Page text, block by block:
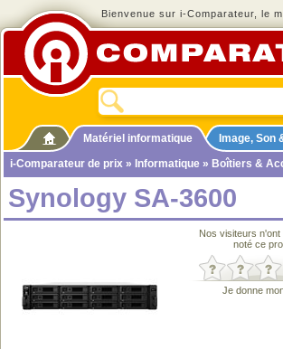
Bienvenue sur i-Comparateur, le
Matériel informatique Image, Son
i-Comparateur de prix » Informatique » Boîtiers &
Synology SA-3600
Nos visiteurs
noté ce
Je donne